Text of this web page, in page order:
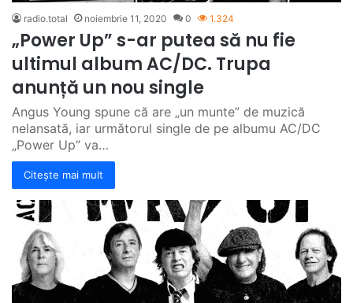
radio.total noiembrie 11, 2020 0 1.324
„Power Up” s-ar putea să nu fie
ultimul album AC/DC. Trupa
anunță un nou single
Angus Young spune că are „un munte” de muzică
nelansată, iar următorul single de pe albumu AC/DC
„Power Up” va…
Citește mai mult